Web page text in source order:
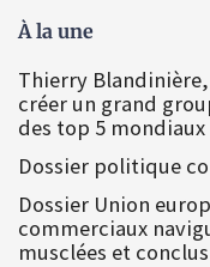
À la une
Thierry Blandinière,
créer un grand
des top 5 mondiaux
Dossier politique
Dossier Union
commerciaux
musclées et